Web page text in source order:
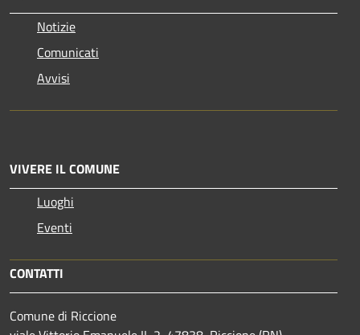
Notizie
Comunicati
Avvisi
VIVERE IL COMUNE
Luoghi
Eventi
CONTATTI
Comune di Riccione